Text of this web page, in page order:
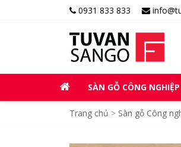
0931 833 833
SÀN GỖ CÔNG NGHIỆP
Trang chủ > Sàn gỗ Công